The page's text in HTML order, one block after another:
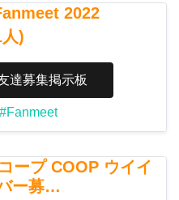
2022
)
達募集掲示板
#Fanmeet
ープ COOP ウイイ
ー募…